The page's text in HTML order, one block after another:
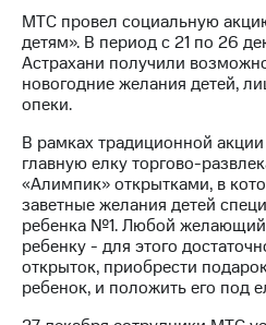
Контакты
Медиа-центр
Пресс-
релизы
МТС
о технологиях
Достижения
Интервью
Финансовая
МТС провел социальную
детям». В период с 21 по 26
Астрахани получили
новогодние желания детей,
опеки.
В рамках традиционной
главную елку торгово-
«Алимпик» открытками, в
заветные желания детей
ребенка №1. Любой желающий
ребенку - для этого
открыток, приобрести
ребенок, и положить его под